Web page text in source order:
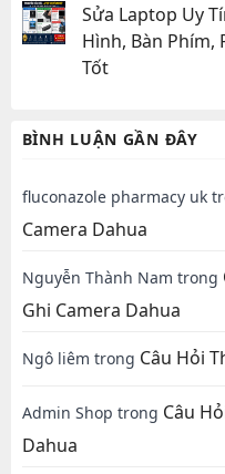
Sửa Laptop Uy
Hình, Bàn Phím,
Tốt
BÌNH LUẬN GẦN ĐÂY
fluconazole pharmacy uk
Camera Dahua
Nguyễn Thành Nam trong
Ghi Camera Dahua
Ngô liêm trong Câu Hỏi
Admin Shop trong Câu
Dahua